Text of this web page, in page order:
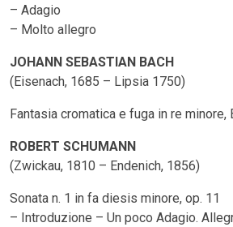
– Adagio
– Molto allegro
JOHANN SEBASTIAN BACH
(Eisenach, 1685 – Lipsia 1750)
Fantasia cromatica e fuga in re minore,
ROBERT SCHUMANN
(Zwickau, 1810 – Endenich, 1856)
Sonata n. 1 in fa diesis minore, op. 11
– Introduzione – Un poco Adagio.